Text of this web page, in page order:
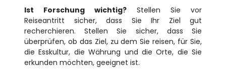
Ist Forschung wichtig? Stellen Sie vor
Reiseantritt sicher, dass Sie Ihr Ziel gut
recherchieren. Stellen Sie sicher, dass Sie
überprüfen, ob das Ziel, zu dem Sie reisen, für Sie,
die Esskultur, die Währung und die Orte, die Sie
erkunden möchten, geeignet ist.